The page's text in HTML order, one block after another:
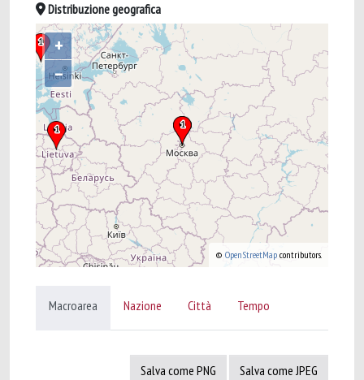
Distribuzione geografica
+
–
© OpenStreetMap contributors.
Macroarea Nazione Città Tempo
Salva come PNG Salva come JPEG